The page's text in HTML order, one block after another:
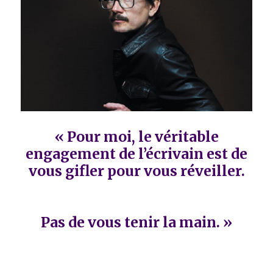
« Pour moi, le véritable
engagement de l’écrivain est de
vous gifler pour vous réveiller.
Pas de vous tenir la main. »